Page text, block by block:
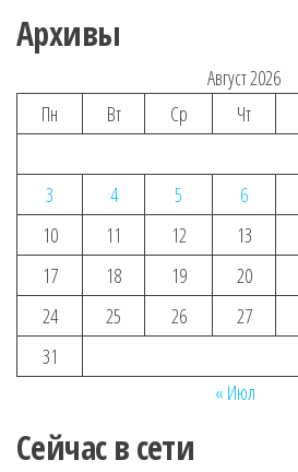
Архивы
Август 2026
Пн
Вт Ср Чт
3
4 5 6
10
11 12 13
17
18 19 20
24
25 26 27
31
« Июл
Сейчас в сети